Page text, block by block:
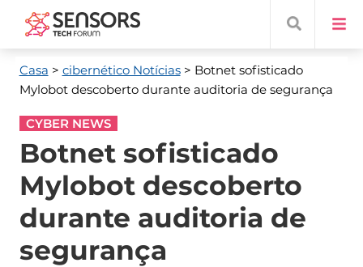
Casa > cibernético Notícias> Botnet sofisticado
Mylobot descoberto durante auditoria de segurança
CYBER NEWS
Botnet sofisticado
Mylobot descoberto
durante auditoria de
segurança